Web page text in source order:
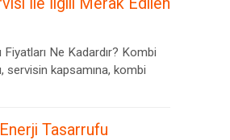
Fiyatları Ne Kadardır? Kombi
servisin kapsamına, kombi
Tasarrufu